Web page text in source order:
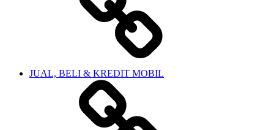
JUAL, BELI & KREDIT MOBIL